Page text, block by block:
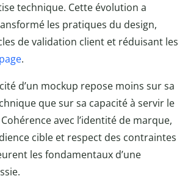
technique. Cette évolution a
les pratiques du design,
de validation client et réduisant les
.
d’un mockup repose moins sur sa
que sur sa capacité à servir le
avec l’identité de marque,
cible et respect des contraintes
les fondamentaux d’une